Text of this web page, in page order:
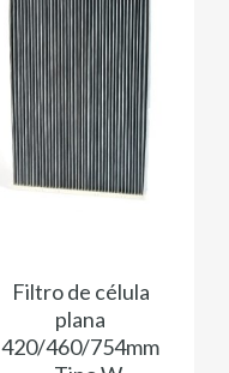
Filtro de célula
plana
420/460/754mm